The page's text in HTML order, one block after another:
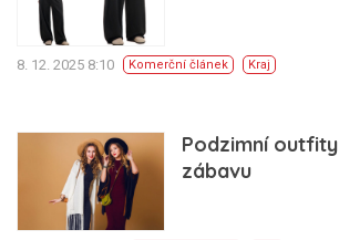
8. 12. 2025 8:10 Komerční článek Kraj
Podzimní
zábavu